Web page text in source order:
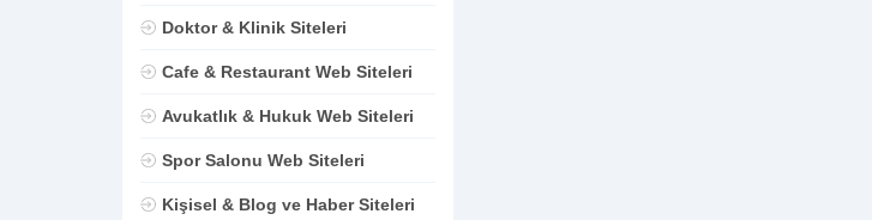
Doktor & Klinik Siteleri
Cafe & Restaurant Web Siteleri
Avukatlık & Hukuk Web Siteleri
Spor Salonu Web Siteleri
Kişisel & Blog ve Haber Siteleri